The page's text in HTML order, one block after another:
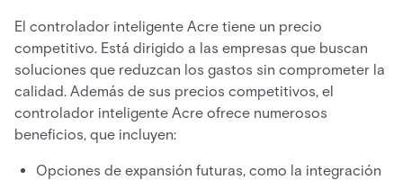
El controlador inteligente Acre tiene un precio
competitivo. Está dirigido a las empresas que buscan
soluciones que reduzcan los gastos sin comprometer la
calidad. Además de sus precios competitivos, el
controlador inteligente Acre ofrece numerosos
beneficios, que incluyen:
Opciones de expansión futuras, como la integración